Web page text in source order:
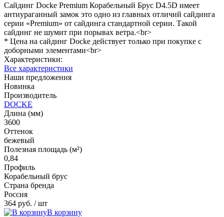
Сайдинг Docke Premium Корабельный Брус D4.5D имеет
антиураганный замок это одно из главных отличий сайдинга
серии «Premium» от сайдинга стандартной серии. Такой
сайдинг не шумит при порывах ветра.<br>
* Цена на сайдинг Docke действует только при покупке с
доборными элементами<br>
Характеристики:
Все характеристики
Наши предложения
Новинка
Производитель
DOCKE
Длина (мм)
3600
Оттенок
бежевый
Полезная площадь (м²)
0,84
Профиль
Корабельный брус
Страна бренда
Россия
364 руб. / шт
В корзину